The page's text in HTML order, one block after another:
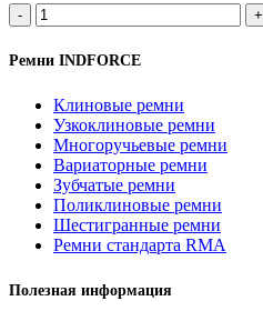
A
1920Li/
1950Lp
ремень
INDFORCE
Strongest
quantity
Ремни INDFORCE
Клиновые ремни
Узкоклиновые ремни
Многоручьевые ремни
Вариаторные ремни
Зубчатые ремни
Поликлиновые ремни
Шестигранные ремни
Ремни стандарта RMA
Полезная информация